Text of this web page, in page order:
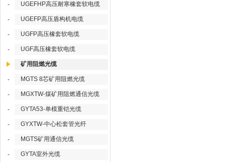
- UGEFHP高压耐寒橡套软电缆
- UGEFP高压盾构机电缆
- UGFP高压橡套软电缆
- UGF高压橡套软电缆
矿用阻燃光缆
- MGTS 8芯矿用阻燃光缆
- MGXTW-煤矿用阻燃通信光缆
- GYTA53-单模重铠光缆
- GYXTW-中心松套管光纤
- MGTS矿用通信光缆
- GYTA室外光缆